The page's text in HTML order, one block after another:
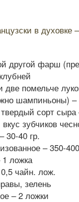
в
другой фарш
помельче
шампиньоны) –
сорт сыра
зубчиков
30-40 гр.
– 350-
ложка
чайн. лож.
зелень
– 2 ложки